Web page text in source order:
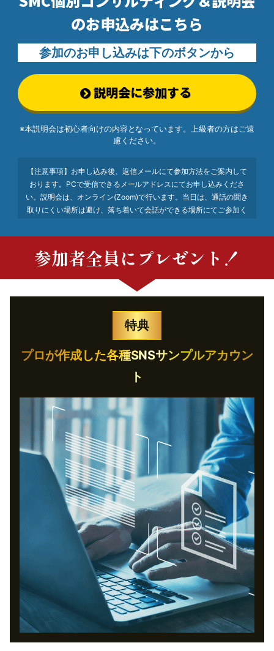
のお申込みはこちら
参加のお申し込みは下のボタンから
説明会に参加する
※本説明会は初心者向けの内容となっています。
上級者の方はご遠
慮ください。
【注意事項】お申し込み後、返信メールにて参加方法をご案内して
おります。PCで受信できるメールアドレスにてお申し込みくださ
い。説明会は、オンライン(Zoom)で行います。当日は、通話の聞き
取りにくい場所は避け、落ち着いて会話ができる場所にてご参加く
参加者全員にプレゼント！
特典
プロが作成した各種SNSサンプルアカウン
ト